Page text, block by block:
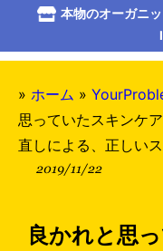
本物のオーガニ
» ホーム »
思っていたスキンケ
直しによる、正しい
2019/11/22
良かれと思